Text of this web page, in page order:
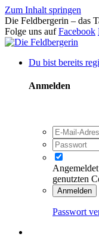
Zum Inhalt springen
Die Feldbergerin – das
Folge uns aufFacebook
Du bist bereits
Anmelden
genutzten
Anmelden
Passwort